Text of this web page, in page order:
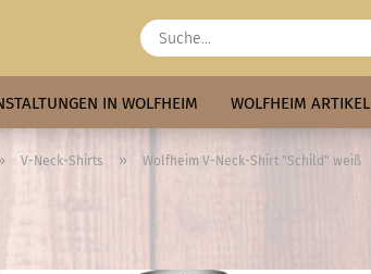
IN WOLFHEIM WOLFHEIM ARTIKEL
V-Neck-Shirts » Wolfheim V-Neck-Shirt "Schild" weiß